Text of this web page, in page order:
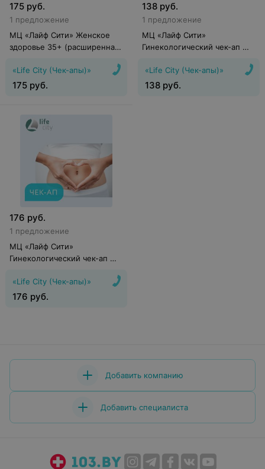
175 руб.
1 предложение
МЦ «Лайф Сити» Женское
здоровье 35+ (расширенная
«Life City (Чек-апы)»
175 руб.
138 руб.
1 предложение
МЦ «Лайф Сити»
Гинекологический чек-ап №
«Life City (Чек-апы)»
138 руб.
176 руб.
1 предложение
МЦ «Лайф Сити»
Гинекологический чек-ап №
«Life City (Чек-апы)»
176 руб.
Добавить компанию
Добавить специалиста